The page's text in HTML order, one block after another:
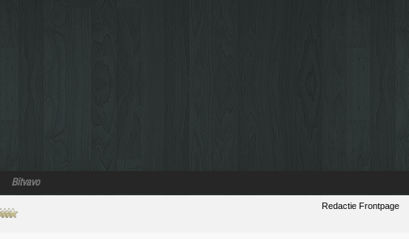
Bitvavo
Redactie Frontpage